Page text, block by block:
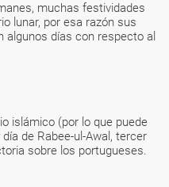
muchas festividades
lunar, por esa razón sus
algunos días con respecto al
islámico (por lo que puede
de Rabee-ul-Awal, tercer
sobre los portugueses.